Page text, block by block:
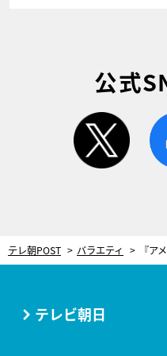
公式
テレ朝POST バラエティ
テレビ朝日